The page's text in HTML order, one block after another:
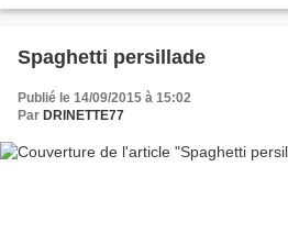
Spaghetti persillade
Publié le 14/09/2015 à 15:02
Par DRINETTE77